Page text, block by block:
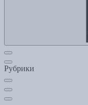
Рубрики